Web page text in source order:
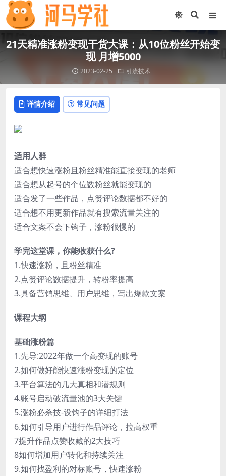
21天精准涨粉变现干货大课：从10位粉丝开始变
现 月增5000
2023-02-25 引流技术
详情介绍 常见问题
适用人群
适合想快速涨粉且粉丝精准能直接变现的老师
适合想从起号的个位数粉丝就能变现的
适合发了一些作品，点赞评论数据都不好的
适合想不用更新作品就有搜索流量关注的
适合文案不会下钩子，涨粉很慢的
学完这堂课，你能收获什么?
1.快速涨粉，且粉丝精准
2.点赞评论数据提升，转粉率提高
3.具备营销思维、用户思维，写出爆款文案
课程大纲
基础涨粉篇
1.先导:2022年做一个高变现的账号
2.如何做好能快速涨粉变现的定位
3.平台算法的几大真相和潜规则
4.账号启动破流量池的3大关键
5.涨粉必杀技-设钩子的详细打法
6.如何引导用户进行作品评论，拉高权重
7提升作品点赞收藏的2大技巧
8如何增加用户转化和持续关注
9.如何找盈利的对标账号，快速涨粉